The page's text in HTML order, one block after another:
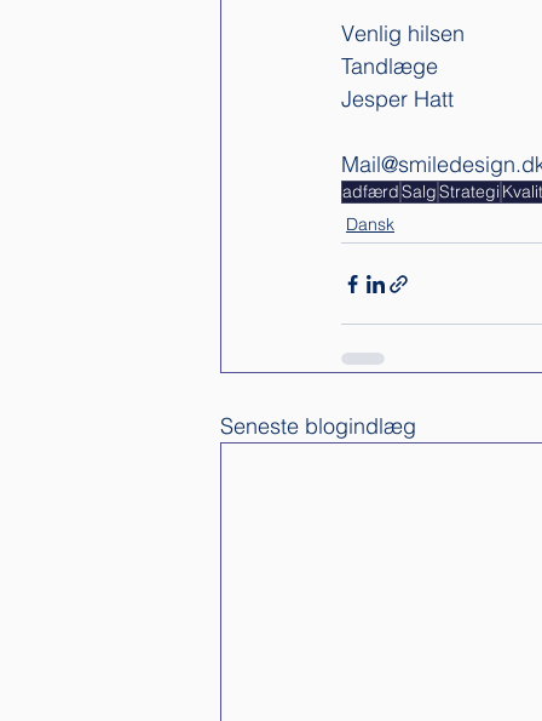
Venlig hilsen
Tandlæge
Jesper Hatt
adfærdSalgStrategi
Dansk
Seneste blogindlæg